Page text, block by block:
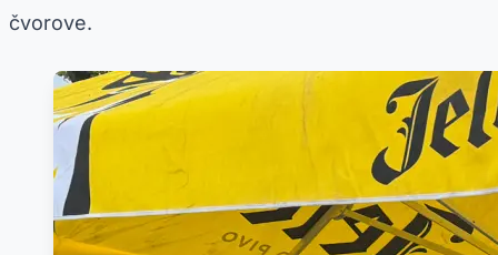
čvorove.